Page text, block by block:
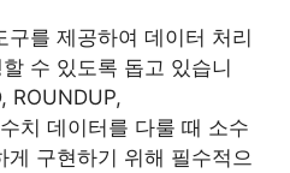
를 제공하여 데이터 처리
수 있도록 돕고 있습니
ROUNDUP,
치 데이터를 다룰 때 소수
게 구현하기 위해 필수적으